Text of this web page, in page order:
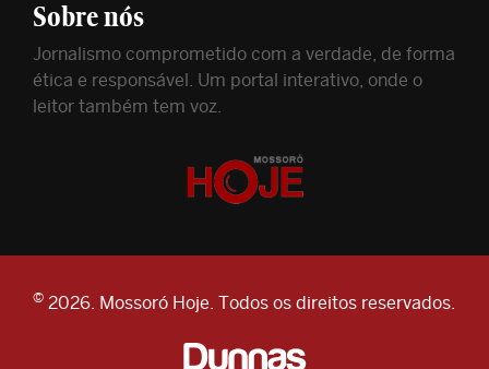
Sobre nós
Jornalismo comprometido com a verdade, de forma
ética e responsável. Um portal interativo, onde o
leitor também tem voz.
© 2026. Mossoró Hoje. Todos os direitos reservados.